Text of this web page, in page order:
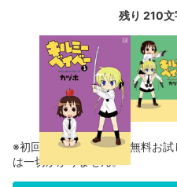
残り 210
※初回登録の方に限り、無料お
は一切かかりません。